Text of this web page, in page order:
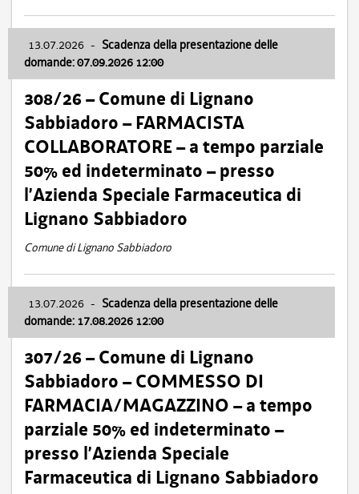
13.07.2026 - Scadenza della presentazione delle
domande: 07.09.2026 12:00
308/26 – Comune di Lignano
Sabbiadoro – FARMACISTA
COLLABORATORE – a tempo parziale
50% ed indeterminato – presso
l’Azienda Speciale Farmaceutica di
Lignano Sabbiadoro
Comune di Lignano Sabbiadoro
13.07.2026 - Scadenza della presentazione delle
domande: 17.08.2026 12:00
307/26 – Comune di Lignano
Sabbiadoro – COMMESSO DI
FARMACIA/MAGAZZINO – a tempo
parziale 50% ed indeterminato –
presso l’Azienda Speciale
Farmaceutica di Lignano Sabbiadoro